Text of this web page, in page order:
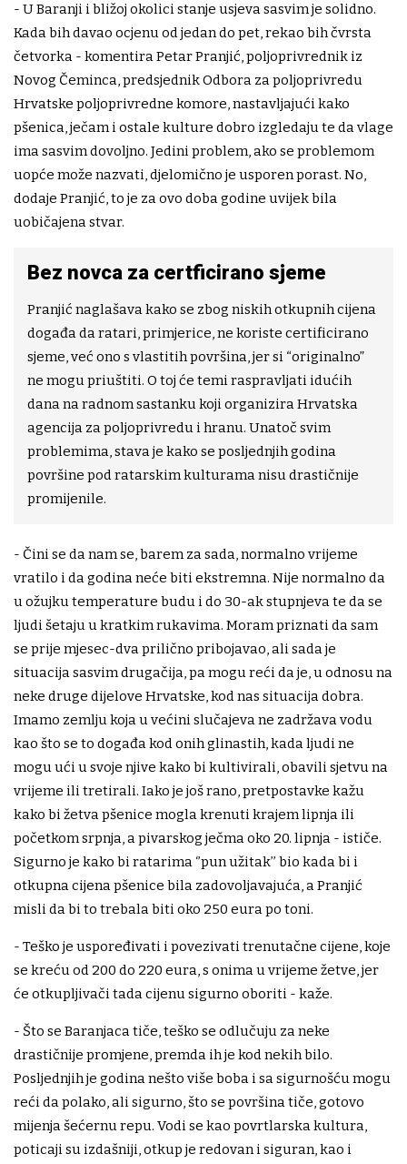
- U Baranji i bližoj okolici stanje usjeva sasvim je solidno.
Kada bih davao ocjenu od jedan do pet, rekao bih čvrsta
četvorka - komentira Petar Pranjić, poljoprivrednik iz
Novog Čeminca, predsjednik Odbora za poljoprivredu
Hrvatske poljoprivredne komore, nastavljajući kako
pšenica, ječam i ostale kulture dobro izgledaju te da vlage
ima sasvim dovoljno. Jedini problem, ako se problemom
uopće može nazvati, djelomično je usporen porast. No,
dodaje Pranjić, to je za ovo doba godine uvijek bila
uobičajena stvar.
Bez novca za certficirano sjeme
Pranjić naglašava kako se zbog niskih otkupnih cijena
događa da ratari, primjerice, ne koriste certificirano
sjeme, već ono s vlastitih površina, jer si “originalno”
ne mogu priuštiti. O toj će temi raspravljati idućih
dana na radnom sastanku koji organizira Hrvatska
agencija za poljoprivredu i hranu. Unatoč svim
problemima, stava je kako se posljednjih godina
površine pod ratarskim kulturama nisu drastičnije
promijenile.
- Čini se da nam se, barem za sada, normalno vrijeme
vratilo i da godina neće biti ekstremna. Nije normalno da
u ožujku temperature budu i do 30-ak stupnjeva te da se
ljudi šetaju u kratkim rukavima. Moram priznati da sam
se prije mjesec-dva prilično pribojavao, ali sada je
situacija sasvim drugačija, pa mogu reći da je, u odnosu na
neke druge dijelove Hrvatske, kod nas situacija dobra.
Imamo zemlju koja u većini slučajeva ne zadržava vodu
kao što se to događa kod onih glinastih, kada ljudi ne
mogu ući u svoje njive kako bi kultivirali, obavili sjetvu na
vrijeme ili tretirali. Iako je još rano, pretpostavke kažu
kako bi žetva pšenice mogla krenuti krajem lipnja ili
početkom srpnja, a pivarskog ječma oko 20. lipnja - ističe.
Sigurno je kako bi ratarima ‘’pun užitak’’ bio kada bi i
otkupna cijena pšenice bila zadovoljavajuća, a Pranjić
misli da bi to trebala biti oko 250 eura po toni.
- Teško je uspoređivati i povezivati trenutačne cijene, koje
se kreću od 200 do 220 eura, s onima u vrijeme žetve, jer
će otkupljivači tada cijenu sigurno oboriti - kaže.
- Što se Baranjaca tiče, teško se odlučuju za neke
drastičnije promjene, premda ih je kod nekih bilo.
Posljednjih je godina nešto više boba i sa sigurnošću mogu
reći da polako, ali sigurno, što se površina tiče, gotovo
mijenja šećernu repu. Vodi se kao povrtlarska kultura,
poticaji su izdašniji, otkup je redovan i siguran, kao i